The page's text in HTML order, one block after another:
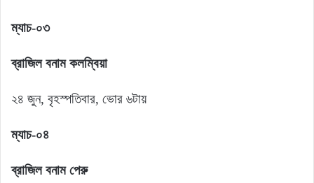
ম্যাচ-০৩
ব্রাজিল বনাম কলম্বিয়া
২৪ জুন, বৃহস্পতিবার, ভোর ৬টায়
ম্যাচ-০৪
ব্রাজিল বনাম পেরু